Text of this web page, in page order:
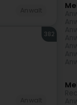
382